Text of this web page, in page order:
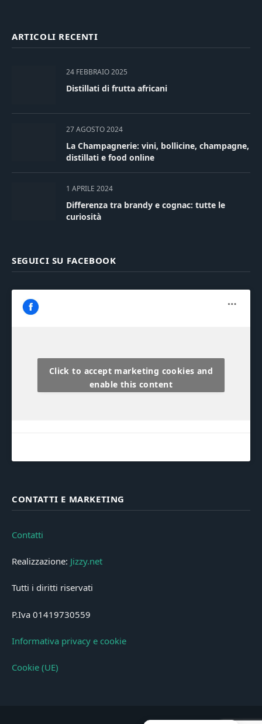
ARTICOLI RECENTI
24 FEBBRAIO 2025
Distillati di frutta africani
27 AGOSTO 2024
La Champagnerie: vini, bollicine, champagne,
distillati e food online
1 APRILE 2024
Differenza tra brandy e cognac: tutte le
curiosità
SEGUICI SU FACEBOOK
Click to accept marketing cookies and
enable this content
CONTATTI E MARKETING
Contatti
Realizzazione: Jizzy.net
Tutti i diritti riservati
P.Iva 01419730559
Informativa privacy e cookie
Cookie (UE)